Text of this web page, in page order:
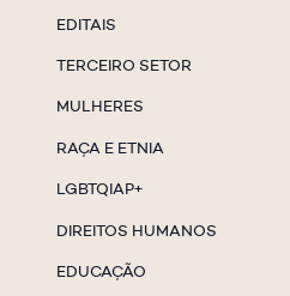
EDITAIS
TERCEIRO SETOR
MULHERES
RAÇA E ETNIA
LGBTQIAP+
DIREITOS HUMANOS
EDUCAÇÃO